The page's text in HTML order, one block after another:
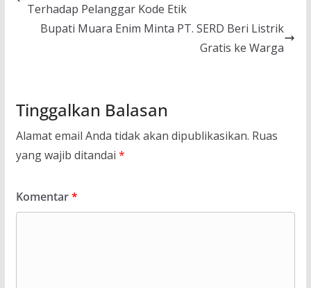
Terhadap Pelanggar Kode Etik
Bupati Muara Enim Minta PT. SERD Beri Listrik
Gratis ke Warga
Tinggalkan Balasan
Alamat email Anda tidak akan dipublikasikan. Ruas
yang wajib ditandai *
Komentar*